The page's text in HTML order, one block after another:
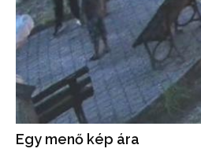
Egy menő kép ára